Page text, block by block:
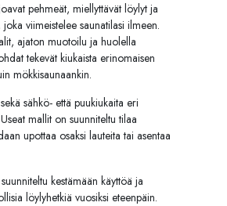
pehmeät, miellyttävät löylyt ja
viimeistelee saunatilasi ilmeen.
ajaton muotoilu ja huolella
tekevät kiukaista erinomaisen
mökkisaunaankin.
sähkö- että puukiukaita eri
mallit on suunniteltu tilaa
upottaa osaksi lauteita tai asentaa
kestämään käyttöä ja
löylyhetkiä vuosiksi eteenpäin.